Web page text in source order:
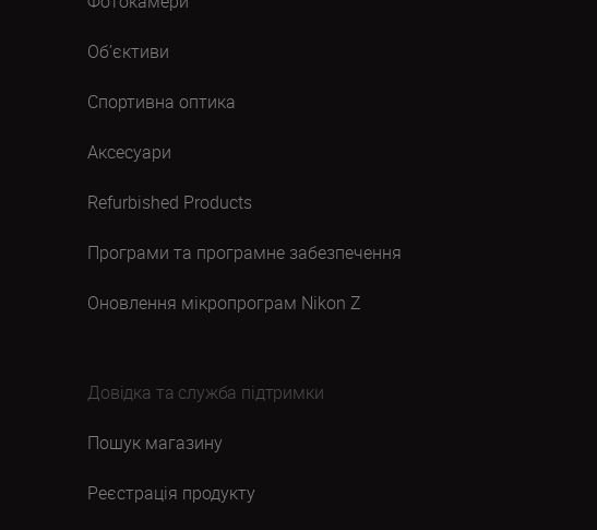
Об’єктиви
Спортивна оптика
Аксесуари
Refurbished Products
Програми та програмне забезпечення
Оновлення мікропрограм Nikon Z
Довідка та служба підтримки
Пошук магазину
Реєстрація продукту